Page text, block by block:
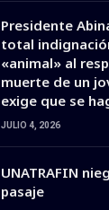
Presidente
total
«animal» al
muerte de un
exige que se
JULIO 4, 2026
UNATRAFIN
pasaje